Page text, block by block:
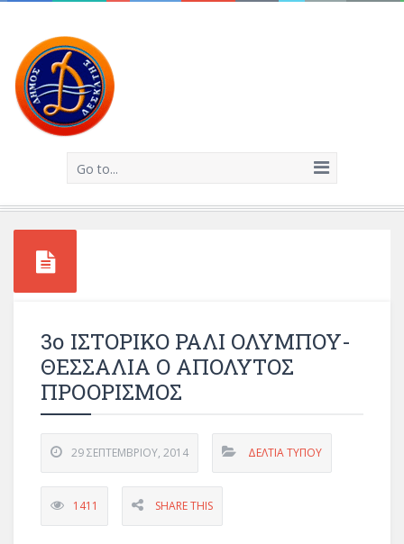
Go to...
3ο ΙΣΤΟΡΙΚΟ ΡΑΛΙ ΟΛΥΜΠΟΥ-
ΘΕΣΣΑΛΙΑ Ο ΑΠΟΛΥΤΟΣ
ΠΡΟΟΡΙΣΜΟΣ
29 ΣΕΠΤΕΜΒΡΊΟΥ, 2014 ΔΕΛΤΊΑ ΤΎΠΟΥ
1411 SHARE THIS